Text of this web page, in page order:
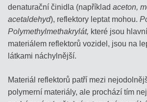
denaturační činidla (například aceton,
acetaldehyd), reflektory leptat mohou.
Polymethylmethakrylát, které jsou
materiálem reflektorů vozidel, jsou na
látkami náchylnější.
Materiál reflektorů patří mezi
polymerní materiály, ale prochází tím